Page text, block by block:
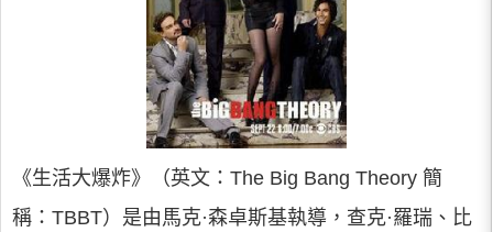
《生活大爆炸》（英文：The Big Bang Theory 簡
稱：TBBT）是由馬克·森卓斯基執導，查克·羅瑞、比